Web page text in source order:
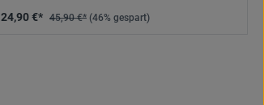
24,90 €* 45,90 €* (46% gespart)